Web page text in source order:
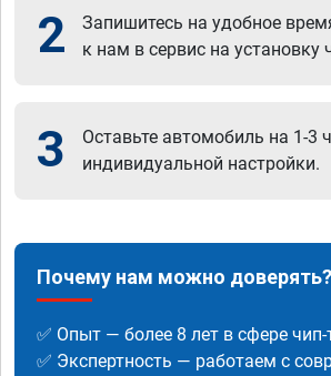
2
Запишитесь на удобное
к нам в сервис на установку
3
Оставьте автомобиль на 1-3
индивидуальной настройки.
Почему нам можно доверять?
✅ Опыт — более 8 лет в сфере
✅ Экспертность — работаем с